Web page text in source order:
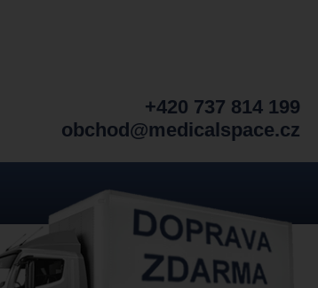
+420 737 814 199
obchod@medicalspace.cz